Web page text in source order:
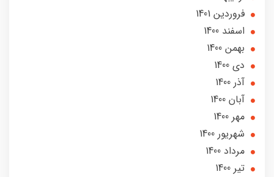
فروردین 1401
اسفند 1400
بهمن 1400
دی 1400
آذر 1400
آبان 1400
مهر 1400
شهریور 1400
مرداد 1400
تير 1400